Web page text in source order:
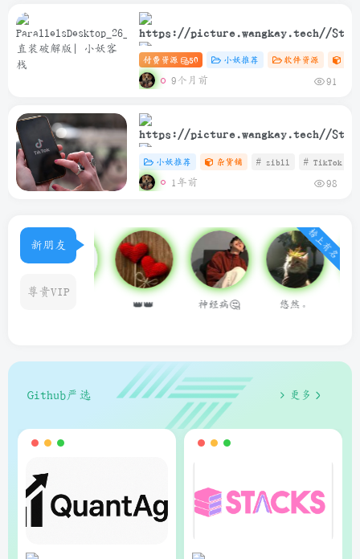
付费资源 50 小妖推荐 软件资源
9个月前 91
小妖推荐 杂货铺 # zibll # TikTok
1年前 98
榜上有名
新朋友
尊贵VIP
神经病🤔 悠然。 藤井 冬弥
狗子
Github严选 更多